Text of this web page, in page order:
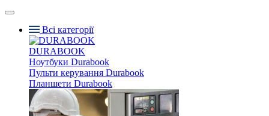
Всі категорії
DURABOOK
Ноутбуки Durabook
Пульти керування Durabook
Планшети Durabook